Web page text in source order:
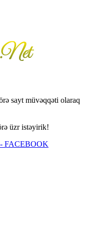
sayt müvəqqəti olaraq
üzr istəyirik!
FACEBOOK